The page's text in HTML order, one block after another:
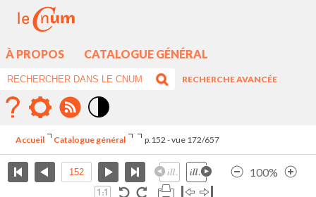
À PROPOS CATALOGUE GÉNÉRAL
RECHERCHE AVANCÉE
élévé
Accueil Catalogue général p.152 - vue 172/657
100%